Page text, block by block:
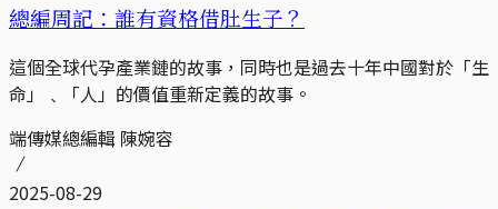
總編周記：誰有資格借肚生子？
這個全球代孕產業鏈的故事，同時也是過去十年中國對於「生
命」﹑「人」的價值重新定義的故事。
端傳媒總編輯 陳婉容
2025-08-29